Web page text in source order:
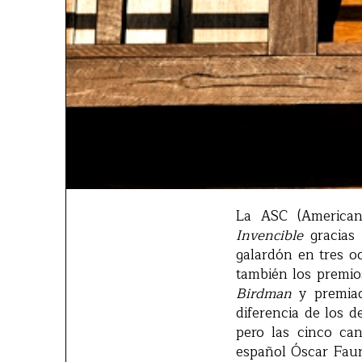
La ASC
Invencible
galardón en tres
también los
Birdman y
diferencia de los
pero las cinco
español Óscar